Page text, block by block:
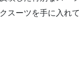
スーツを手に入れ